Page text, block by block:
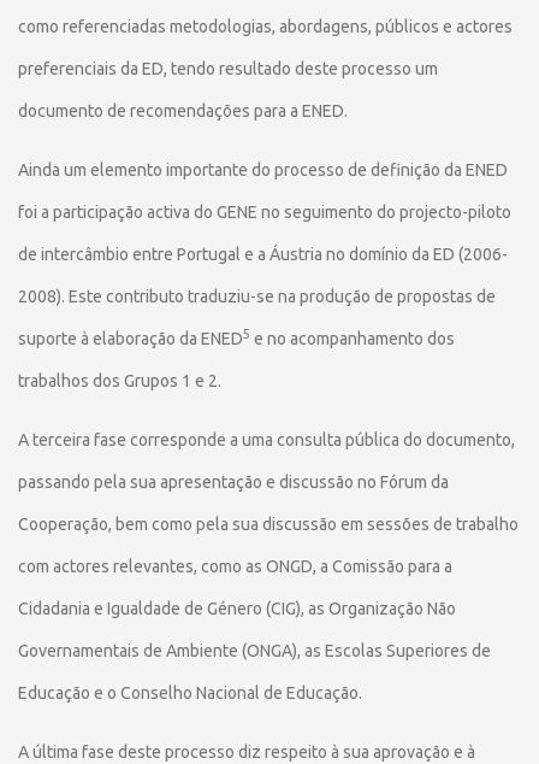
como referenciadas metodologias, abordagens, públicos e actores
preferenciais da ED, tendo resultado deste processo um
documento de recomendações para a ENED.
Ainda um elemento importante do processo de definição da ENED
foi a participação activa do GENE no seguimento do projecto-piloto
de intercâmbio entre Portugal e a Áustria no domínio da ED (2006-
2008). Este contributo traduziu-se na produção de propostas de
suporte à elaboração da ENED5 e no acompanhamento dos
trabalhos dos Grupos 1 e 2.
A terceira fase corresponde a uma consulta pública do documento,
passando pela sua apresentação e discussão no Fórum da
Cooperação, bem como pela sua discussão em sessões de trabalho
com actores relevantes, como as ONGD, a Comissão para a
Cidadania e Igualdade de Género (CIG), as Organização Não
Governamentais de Ambiente (ONGA), as Escolas Superiores de
Educação e o Conselho Nacional de Educação.
A última fase deste processo diz respeito à sua aprovação e à